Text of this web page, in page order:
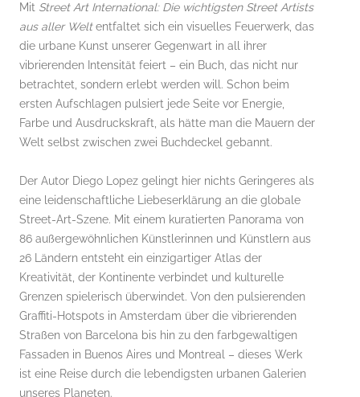
Mit Street Art International: Die wichtigsten Street Artists
aus aller Weltentfaltet sich ein visuelles Feuerwerk, das
die urbane Kunst unserer Gegenwart in all ihrer
vibrierenden Intensität feiert – ein Buch, das nicht nur
betrachtet, sondern erlebt werden will. Schon beim
ersten Aufschlagen pulsiert jede Seite vor Energie,
Farbe und Ausdruckskraft, als hätte man die Mauern der
Welt selbst zwischen zwei Buchdeckel gebannt.
Der Autor Diego Lopez gelingt hier nichts Geringeres als
eine leidenschaftliche Liebeserklärung an die globale
Street-Art-Szene. Mit einem kuratierten Panorama von
86 außergewöhnlichen Künstlerinnen und Künstlern aus
26 Ländern entsteht ein einzigartiger Atlas der
Kreativität, der Kontinente verbindet und kulturelle
Grenzen spielerisch überwindet. Von den pulsierenden
Graffiti-Hotspots in Amsterdam über die vibrierenden
Straßen von Barcelona bis hin zu den farbgewaltigen
Fassaden in Buenos Aires und Montreal – dieses Werk
ist eine Reise durch die lebendigsten urbanen Galerien
unseres Planeten.